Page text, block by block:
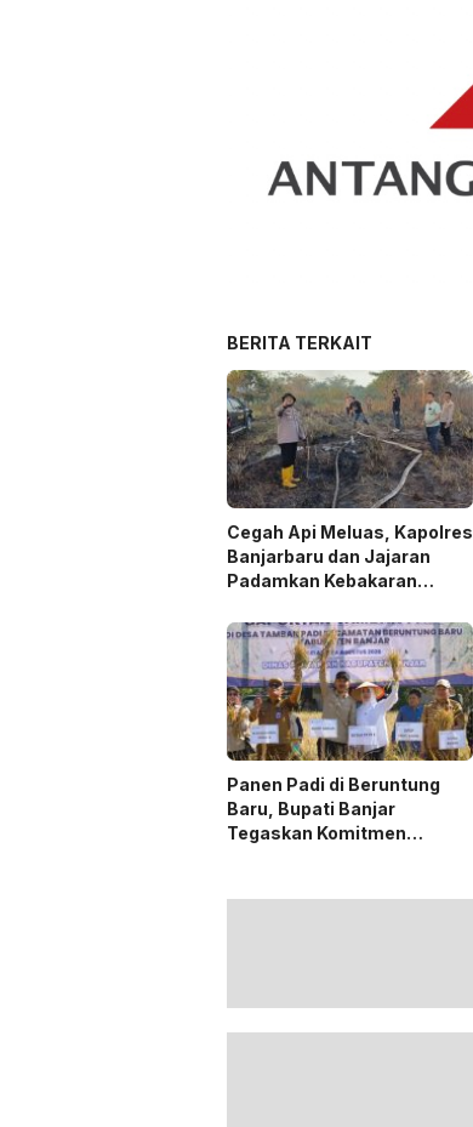
BERITA TERKAIT
Cegah Api Meluas, Kapolres
Banjarbaru dan Jajaran
Padamkan Kebakaran
Panen Padi di Beruntung
Baru, Bupati Banjar
Tegaskan Komitmen